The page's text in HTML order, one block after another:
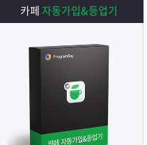
카페자동가입&등업기